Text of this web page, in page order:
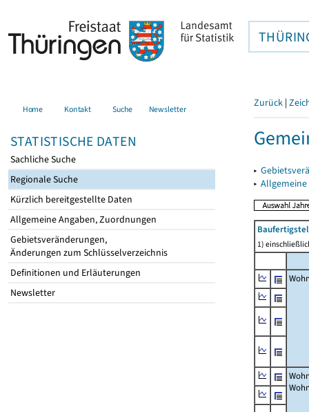
Home Kontakt Suche Newsletter
STATISTISCHE DATEN
Sachliche Suche
Regionale Suche
Kürzlich bereitgestellte Daten
Allgemeine Angaben, Zuordnungen
Gebietsveränderungen,
Änderungen zum Schlüsselverzeichnis
Definitionen und Erläuterungen
Newsletter
Zurück |
▸
▸
1)